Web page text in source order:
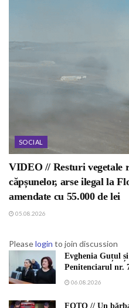
SOCIAL
VIDEO // Resturi vegetale
căpșunelor, arse ilegal la
amendate cu 55.000 de lei
05.08.2026
Pleaselogin to join discussion
Evghenia Guțul
Penitenciarul nr.
06.08.2026
FOTO // Un